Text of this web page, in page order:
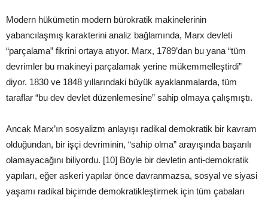
Modern hükümetin modern bürokratik makinelerinin
yabancılaşmış karakterini analiz bağlamında, Marx devleti
“parçalama” fikrini ortaya atıyor. Marx, 1789’dan bu yana “tüm
devrimler bu makineyi parçalamak yerine mükemmelleştirdi”
diyor. 1830 ve 1848 yıllarındaki büyük ayaklanmalarda, tüm
taraflar “bu dev devlet düzenlemesine” sahip olmaya çalışmıştı.
Ancak Marx’ın sosyalizm anlayışı radikal demokratik bir kavram
olduğundan, bir işçi devriminin, “sahip olma” arayışında başarılı
olamayacağını biliyordu. [10] Böyle bir devletin anti-demokratik
yapıları, eğer askeri yapılar önce davranmazsa, sosyal ve siyasi
yaşamı radikal biçimde demokratikleştirmek için tüm çabaları